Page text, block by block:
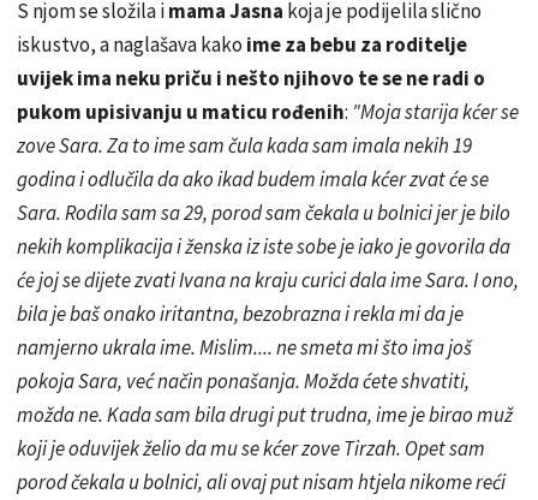
S njom se složila imama Jasna koja je podijelila slično
iskustvo, a naglašava kako ime za bebu za roditelje
uvijek ima neku priču i nešto njihovo te se ne radi o
pukom upisivanju u maticu rođenih: "Moja starija kćer se
zove Sara. Za to ime sam čula kada sam imala nekih 19
godina i odlučila da ako ikad budem imala kćer zvat će se
Sara. Rodila sam sa 29, porod sam čekala u bolnici jer je bilo
nekih komplikacija i ženska iz iste sobe je iako je govorila da
će joj se dijete zvati Ivana na kraju curici dala ime Sara. I ono,
bila je baš onako iritantna, bezobrazna i rekla mi da je
namjerno ukrala ime. Mislim.... ne smeta mi što ima još
pokoja Sara, već način ponašanja. Možda ćete shvatiti,
možda ne. Kada sam bila drugi put trudna, ime je birao muž
koji je oduvijek želio da mu se kćer zove Tirzah. Opet sam
porod čekala u bolnici, ali ovaj put nisam htjela nikome reći